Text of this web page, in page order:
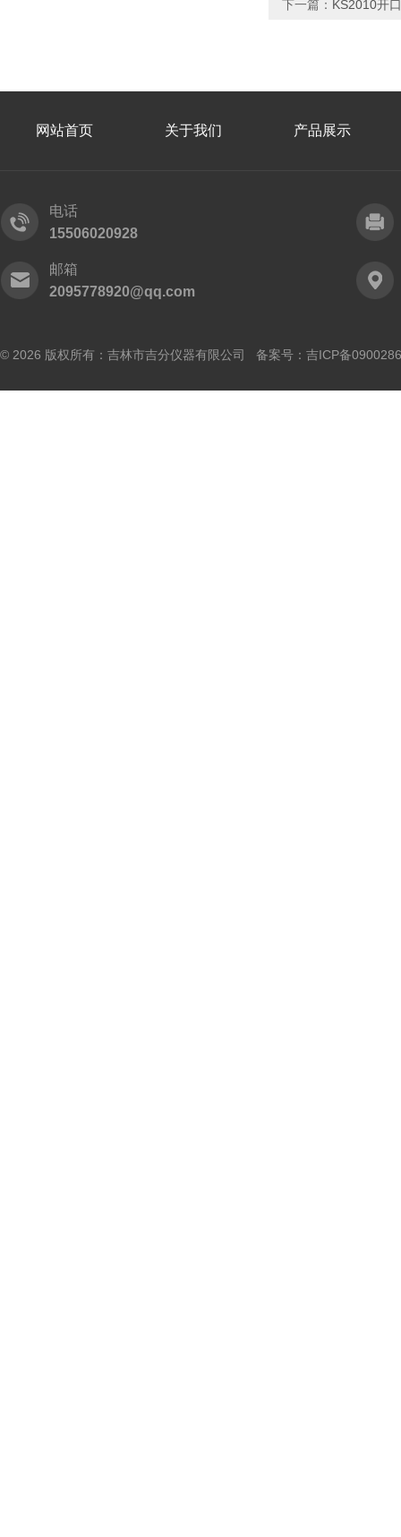
下一篇： KS2010开
网站首页 关于我们 产品展示
电话
15506020928
邮箱
2095778920@qq.com
© 2026 版权所有：吉林市吉分仪器有限公司 备案号： 吉ICP备